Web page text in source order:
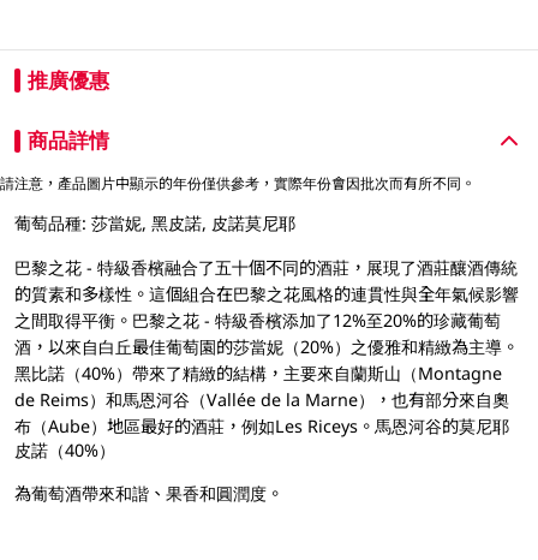
推廣優惠
商品詳情
請注意，產品圖片中顯示的年份僅供參考，實際年份會因批次而有所不同。
葡萄品種: 莎當妮, 黑皮諾, 皮諾莫尼耶
巴黎之花 - 特級香檳融合了五十個不同的酒莊，展現了酒莊釀酒傳統
的質素和多樣性。這個組合在巴黎之花風格的連貫性與全年氣候影響
之間取得平衡。巴黎之花 - 特級香檳添加了12%至20%的珍藏葡萄
酒，以來自白丘最佳葡萄園的莎當妮（20%）之優雅和精緻為主導。
黑比諾（40%）帶來了精緻的結構，主要來自蘭斯山（Montagne
de Reims）和馬恩河谷（Vallée de la Marne），也有部分來自奧
布（Aube）地區最好的酒莊，例如Les Riceys。馬恩河谷的莫尼耶
皮諾（40%）
為葡萄酒帶來和諧、果香和圓潤度。